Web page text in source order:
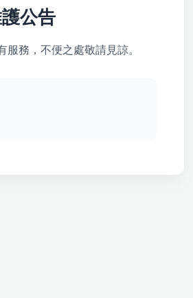
公告
務，不便之處敬請見諒。